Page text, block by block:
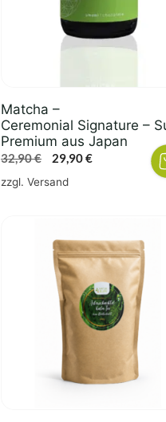
Matcha –
Ceremonial Signature –
Premium aus Japan
32,90€
Ursprünglicher
Preis
29,90€Aktueller
zzgl. Versand